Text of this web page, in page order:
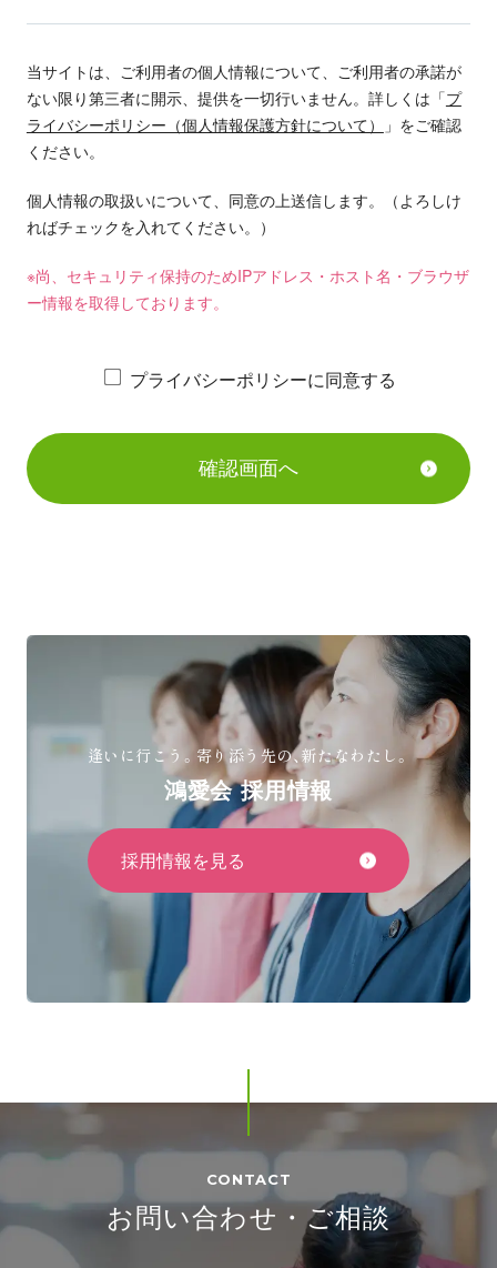
当サイトは、ご利用者の個人情報について、ご利用者の承諾が
ない限り第三者に開示、提供を一切行いません。詳しくは「プ
ライバシーポリシー（個人情報保護方針について）
」をご確認
ください。
個人情報の取扱いについて、同意の上送信します。（よろしけ
ればチェックを入れてください。）
※尚、セキュリティ保持のためIPアドレス・ホスト名・ブラウザ
ー情報を取得しております。
プライバシーポリシーに同意する
確認画面へ
逢いに行こう。寄り添う先の、新たなわたし。
鴻愛会 採用情報
採用情報を見る
CONTACT
お問い合わせ・ご相談